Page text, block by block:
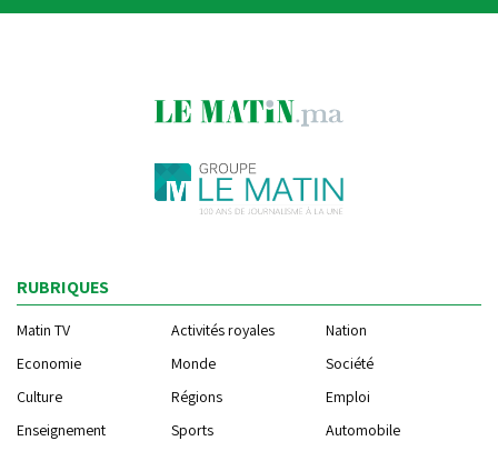
RUBRIQUES
Matin TV Activités royales
Nation
Economie
Monde
Société
Culture
Régions
Emploi
Enseignement
Sports
Automobile